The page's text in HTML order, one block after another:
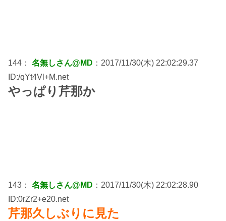
144： 名無しさん@MD ：2017/11/30(木) 22:02:29.37
ID:/qYt4Vl+M.net
やっぱり芹那か
143： 名無しさん@MD ：2017/11/30(木) 22:02:28.90
ID:0rZr2+e20.net
芹那久しぶりに見た